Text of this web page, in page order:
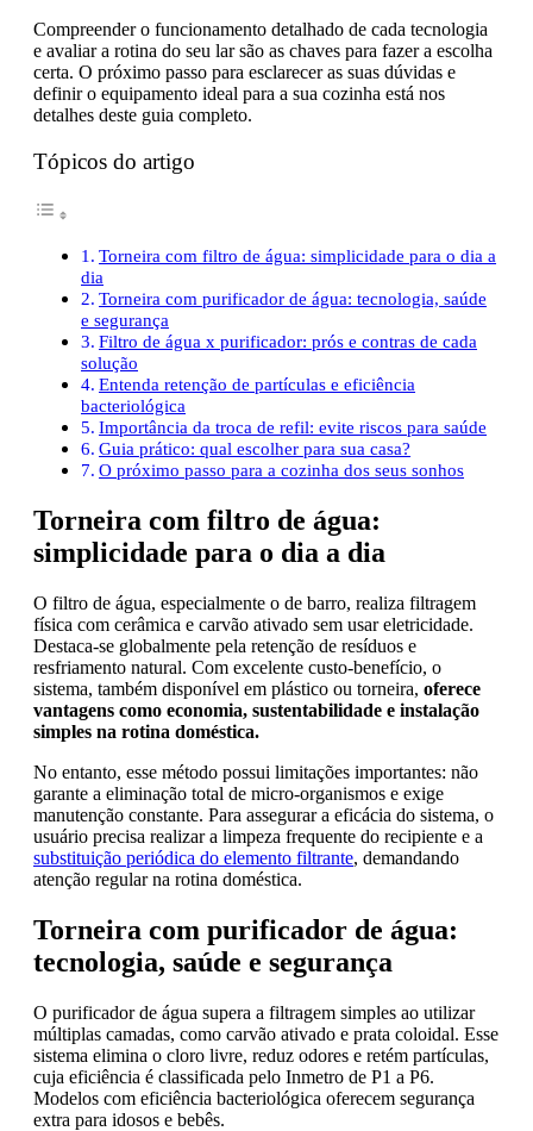
Compreender o funcionamento detalhado de cada tecnologia
e avaliar a rotina do seu lar são as chaves para fazer a escolha
certa. O próximo passo para esclarecer as suas dúvidas e
definir o equipamento ideal para a sua cozinha está nos
detalhes deste guia completo.
Tópicos do artigo
Torneira com filtro de água: simplicidade para o dia a
dia
Torneira com purificador de água: tecnologia, saúde
e segurança
Filtro de água x purificador: prós e contras de cada
solução
Entenda retenção de partículas e eficiência
bacteriológica
Importância da troca de refil: evite riscos para saúde
Guia prático: qual escolher para sua casa?
O próximo passo para a cozinha dos seus sonhos
Torneira com filtro de água:
simplicidade para o dia a dia
O filtro de água, especialmente o de barro, realiza filtragem
física com cerâmica e carvão ativado sem usar eletricidade.
Destaca-se globalmente pela retenção de resíduos e
resfriamento natural. Com excelente custo-benefício, o
sistema, também disponível em plástico ou torneira, oferece
vantagens como economia, sustentabilidade e instalação
simples na rotina doméstica.
No entanto, esse método possui limitações importantes: não
garante a eliminação total de micro-organismos e exige
manutenção constante. Para assegurar a eficácia do sistema, o
usuário precisa realizar a limpeza frequente do recipiente e a
substituição periódica do elemento filtrante, demandando
atenção regular na rotina doméstica.
Torneira com purificador de água:
tecnologia, saúde e segurança
O purificador de água supera a filtragem simples ao utilizar
múltiplas camadas, como carvão ativado e prata coloidal. Esse
sistema elimina o cloro livre, reduz odores e retém partículas,
cuja eficiência é classificada pelo Inmetro de P1 a P6.
Modelos com eficiência bacteriológica oferecem segurança
extra para idosos e bebês.